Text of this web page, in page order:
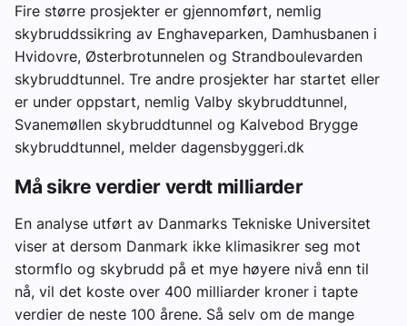
Fire større prosjekter er gjennomført, nemlig
skybruddssikring av Enghaveparken, Damhusbanen i
Hvidovre, Østerbrotunnelen og Strandboulevarden
skybruddtunnel. Tre andre prosjekter har startet eller
er under oppstart, nemlig Valby skybruddtunnel,
Svanemøllen skybruddtunnel og Kalvebod Brygge
skybruddtunnel, melder dagensbyggeri.dk
Må sikre verdier verdt milliarder
En analyse utført av Danmarks Tekniske Universitet
viser at dersom Danmark ikke klimasikrer seg mot
stormflo og skybrudd på et mye høyere nivå enn til
nå, vil det koste over 400 milliarder kroner i tapte
verdier de neste 100 årene. Så selv om de mange